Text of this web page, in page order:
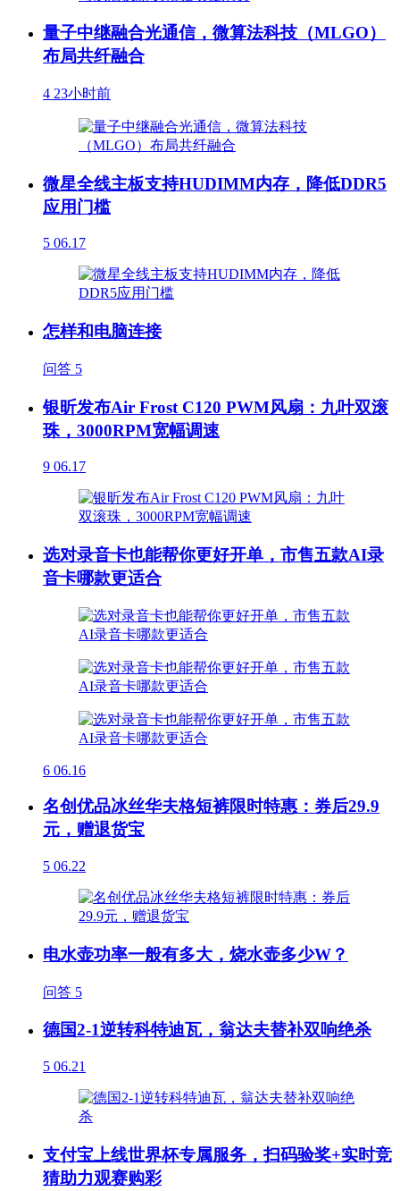
量子中继融合光通信，微算法科技（MLGO）
布局共纤融合
4 23小时前
微星全线主板支持HUDIMM内存，降低DDR5
应用门槛
5 06.17
怎样和电脑连接
问答 5
银昕发布Air Frost C120 PWM风扇：九叶双滚
珠，3000RPM宽幅调速
9 06.17
选对录音卡也能帮你更好开单，市售五款AI录
音卡哪款更适合
6 06.16
名创优品冰丝华夫格短裤限时特惠：券后29.9
元，赠退货宝
5 06.22
电水壶功率一般有多大，烧水壶多少W？
问答 5
德国2-1逆转科特迪瓦，翁达夫替补双响绝杀
5 06.21
支付宝上线世界杯专属服务，扫码验奖+实时竞
猜助力观赛购彩